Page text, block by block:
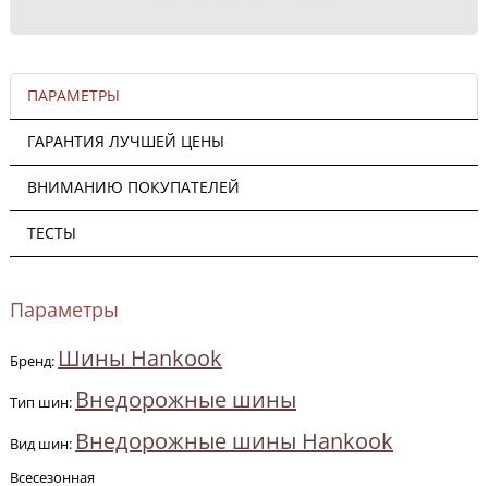
ПАРАМЕТРЫ
ГАРАНТИЯ ЛУЧШЕЙ ЦЕНЫ
ВНИМАНИЮ ПОКУПАТЕЛЕЙ
ТЕСТЫ
Параметры
Бренд: Шины Hankook
Тип шин: Внедорожные шины
Вид шин: Внедорожные шины Hankook
Всесезонная